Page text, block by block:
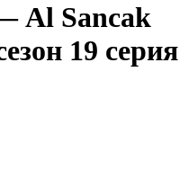
Al Sancak
19 серия